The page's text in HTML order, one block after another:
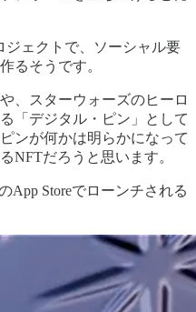
ジェクトで、ソーシャル要
るそうです。
、スターウォーズのヒーロ
「デジタル・ピン」として
ンが何かは明らかになって
NFTだろうと思います。
App Storeでローンチされる